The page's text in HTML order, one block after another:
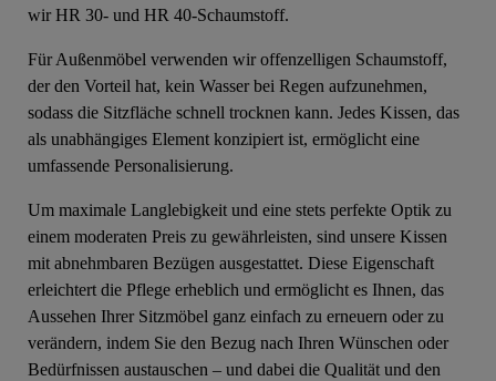
wir HR 30- und HR 40-Schaumstoff.
Für Außenmöbel verwenden wir offenzelligen Schaumstoff,
der den Vorteil hat, kein Wasser bei Regen aufzunehmen,
sodass die Sitzfläche schnell trocknen kann. Jedes Kissen, das
als unabhängiges Element konzipiert ist, ermöglicht eine
umfassende Personalisierung.
Um maximale Langlebigkeit und eine stets perfekte Optik zu
einem moderaten Preis zu gewährleisten, sind unsere Kissen
mit abnehmbaren Bezügen ausgestattet. Diese Eigenschaft
erleichtert die Pflege erheblich und ermöglicht es Ihnen, das
Aussehen Ihrer Sitzmöbel ganz einfach zu erneuern oder zu
verändern, indem Sie den Bezug nach Ihren Wünschen oder
Bedürfnissen austauschen – und dabei die Qualität und den